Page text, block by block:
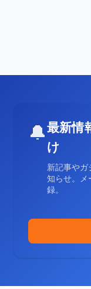
🔔最新情
け
新記事やガ
知らせ。メ
録。